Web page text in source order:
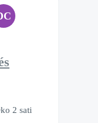
DC
2 sati